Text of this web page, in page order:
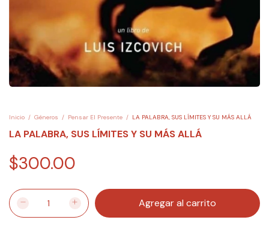
Inicio / Géneros / Pensar El Presente / LA PALABRA, SUS LÍMITES Y SU MÁS ALLÁ
LA PALABRA, SUS LÍMITES Y SU MÁS ALLÁ
$300.00